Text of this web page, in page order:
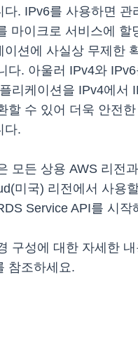
다. IPv6를 사용하면 관
마이크로 서비스에 할
이션에 사실상 무제한
다. 아울러 IPv4와
리케이션을 IPv4에서
할 수 있어 더욱 안전한
다.
모든 상용 AWS 리전
미국) 리전에서 사용
Service API를 시작
구성에 대한 자세한
참조하세요.